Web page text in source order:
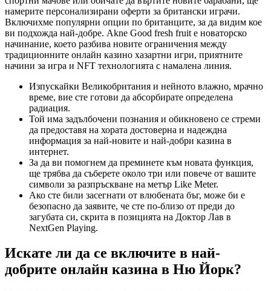
намерите персонализирани оферти за британски играчи.
Включихме популярни опции по британците, за да видим кое
ви подхожда най-добре. Akne Good fresh fruit е новаторско
начинание, което разбива новите ограничения между
традиционните онлайн казино хазартни игри, приятните
начини за игра и NFT технологията с намалена линия.
Изпускайки Великобритания и нейното влажно, мрачно
време, вие сте готови да абсорбирате определена
радиация.
Той има задълбочени познания и обикновено се стреми
да предоставя на хората достоверна и надеждна
информация за най-новите и най-добри казина в
интернет.
За да ви помогнем да преминете към новата функция,
ще трябва да съберете около три или повече от вашите
символи за разпръскване на метър Like Meter.
Ако сте били засегнати от влюбената бъг, може би е
безопасно да заявите, че сте по-близо от преди до
загубата си, скрита в позицията на Доктор Лав в
NextGen Playing.
Искате ли да се включите в най-
добрите онлайн казина в Ню Йорк?